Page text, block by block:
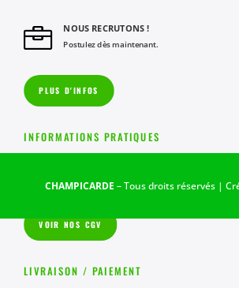
 NOUS RECRUTONS !
Postulez dès maintenant.
PLUS D'INFOS
INFORMATIONS PRATIQUES

VOIR NOS CGV
LIVRAISON / PAIEMENT
CHAMPICARDE – Tous droits réservés |